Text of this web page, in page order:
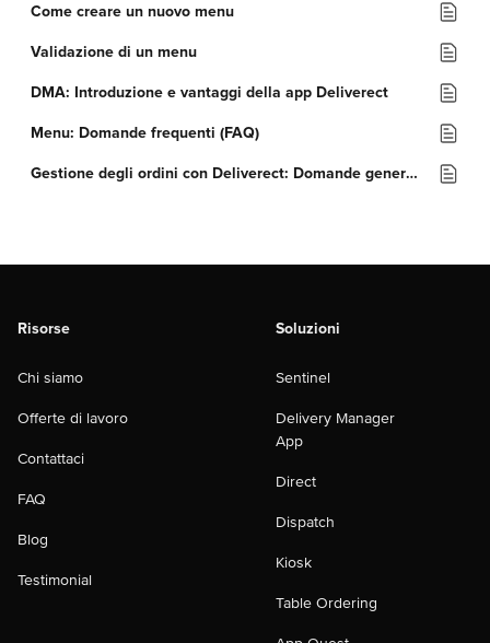
Come creare un nuovo menu
Validazione di un menu
DMA: Introduzione e vantaggi della app Deliverect
Menu: Domande frequenti (FAQ)
Gestione degli ordini con Deliverect: Domande generali (FAQ)
Risorse
Chi siamo
Offerte di lavoro
Contattaci
FAQ
Blog
Testimonial
Soluzioni
Sentinel
Delivery Manager
App
Direct
Dispatch
Kiosk
Table Ordering